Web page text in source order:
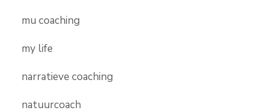
mu coaching
my life
narratieve coaching
natuurcoach